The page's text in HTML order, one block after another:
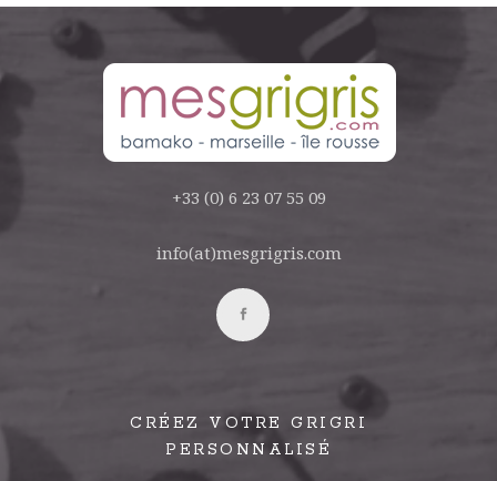
+33 (0) 6 23 07 55 09
info(at)mesgrigris.com
CRÉEZ VOTRE GRIGRI
PERSONNALISÉ